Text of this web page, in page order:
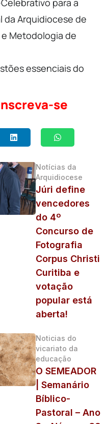
para a
da Arquidiocese de
Metodologia de
essenciais do
se
Notícias da
Arquidiocese
Júri define
vencedores
do 4º
Concurso de
Fotografia
Corpus Christi
Curitiba e
votação
popular está
aberta!
Noticias do
vicariato da
educação
O SEMEADOR
| Semanário
Bíblico-
Pastoral – Ano